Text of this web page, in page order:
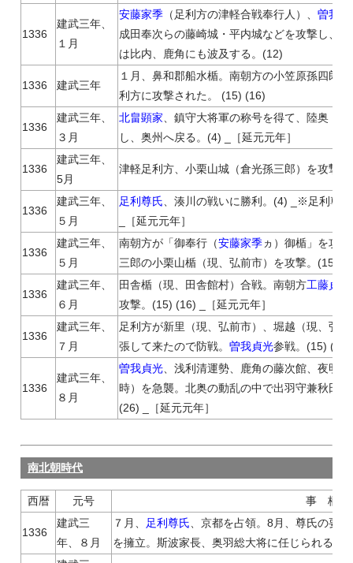
1336
建武三年、
１月
安藤家季 （足利方の津軽合戦奉行人）、曽我貞
成田奉次らの藤崎城・平内城などを攻撃し、
は比内、鹿角にも波及する。(12)
1336 建武三年
１月、鼻和郡船水楯。南朝方の小笠原孫四郎
利方に攻撃された。 (15) (16)
1336
建武三年、
３月
北畠顕家 、鎮守大将軍の称号を得て、陸奥・
し、奥州へ戻る。(4) _［延元元年］
1336
建武三年、
5月
津軽足利方、小栗山城（倉光孫三郎）を攻撃。
1336
建武三年、
５月
足利尊氏 、湊川の戦いに勝利。(4) _※足利尊
_［延元元年］
1336
建武三年、
５月
南朝方が「御奉行（安藤家季ヵ）御楯」を攻
三郎の小栗山楯（現、弘前市）を攻撃。(15)
1336
建武三年、
６月
田舎楯（現、田舎館村）合戦。南朝方工藤貞行
攻撃。(15) (16) _［延元元年］
1336
建武三年、
７月
足利方が新里（現、弘前市）、堀越（現、弘
張して来たので防戦。曽我貞光参戦。(15)
1336
建武三年、
８月
曽我貞光 、浅利清運勢、鹿角の藤次館、夜明
時）を急襲。北奥の動乱の中で出羽守兼秋田
(26) _［延元元年］
南北朝時代
西暦 元号 事 柄
1336
建武三
年、８月
７月、 足利尊氏 、京都を占領。8月、尊氏の要
を擁立。斯波家長、奥羽総大将に任じられる。